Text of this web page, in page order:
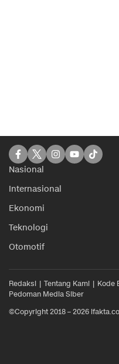
Nasional
Internasional
Ekonomi
Teknologi
Otomotif
Redaksi Tentang Kami Kode
Pedoman Media Siber
©Copyright 2018 – 2026